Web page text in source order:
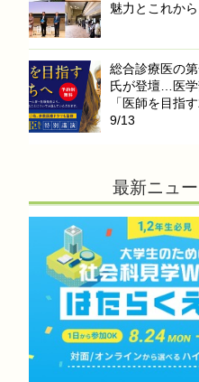
魅力とこれから
総合診療医の
氏が登壇…医学
「医師を目指
9/13
最新ニュ